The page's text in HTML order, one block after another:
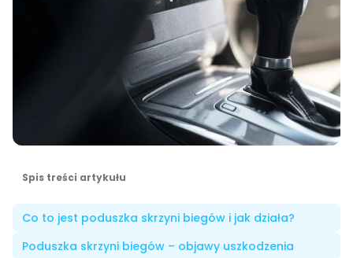
Spis treści artykułu
Co to jest poduszka skrzyni biegów i jak działa?
Poduszka skrzyni biegów – objawy uszkodzenia